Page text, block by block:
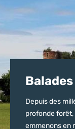
Depuis des
profonde
emmenons en